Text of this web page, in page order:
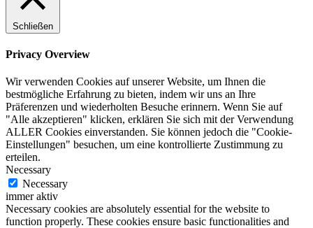
Schließen
Privacy Overview
Wir verwenden Cookies auf unserer Website, um Ihnen die
bestmögliche Erfahrung zu bieten, indem wir uns an Ihre
Präferenzen und wiederholten Besuche erinnern. Wenn Sie auf
"Alle akzeptieren" klicken, erklären Sie sich mit der Verwendung
ALLER Cookies einverstanden. Sie können jedoch die "Cookie-
Einstellungen" besuchen, um eine kontrollierte Zustimmung zu
erteilen.
Necessary
Necessary
immer aktiv
Necessary cookies are absolutely essential for the website to
function properly. These cookies ensure basic functionalities and